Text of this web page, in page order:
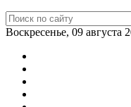
Воскресенье, 09 августа